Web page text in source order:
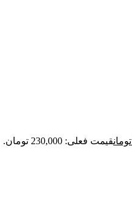
تومانقیمت فعلی: 230,000 تومان.